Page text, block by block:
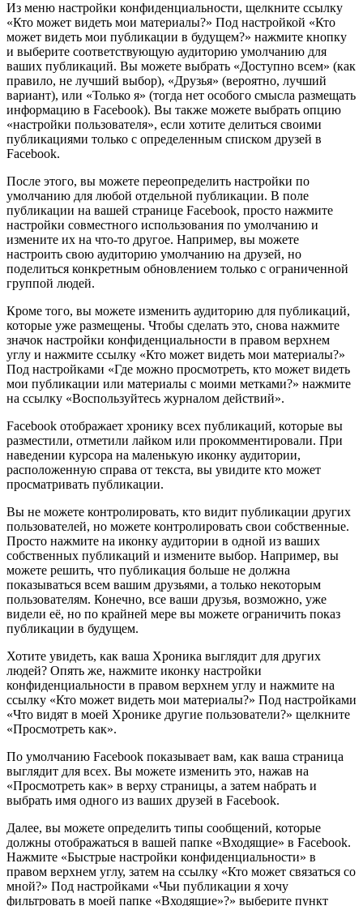
Из меню настройки конфиденциальности, щелкните ссылку
«Кто может видеть мои материалы?» Под настройкой «Кто
может видеть мои публикации в будущем?» нажмите кнопку
и выберите соответствующую аудиторию умолчанию для
ваших публикаций. Вы можете выбрать «Доступно всем» (как
правило, не лучший выбор), «Друзья» (вероятно, лучший
вариант), или «Только я» (тогда нет особого смысла размещать
информацию в Facebook). Вы также можете выбрать опцию
«настройки пользователя», если хотите делиться своими
публикациями только с определенным списком друзей в
Facebook.
После этого, вы можете переопределить настройки по
умолчанию для любой отдельной публикации. В поле
публикации на вашей странице Facebook, просто нажмите
настройки совместного использования по умолчанию и
измените их на что-то другое. Например, вы можете
настроить свою аудиторию умолчанию на друзей, но
поделиться конкретным обновлением только с ограниченной
группой людей.
Кроме того, вы можете изменить аудиторию для публикаций,
которые уже размещены. Чтобы сделать это, снова нажмите
значок настройки конфиденциальности в правом верхнем
углу и нажмите ссылку «Кто может видеть мои материалы?»
Под настройками «Где можно просмотреть, кто может видеть
мои публикации или материалы с моими метками?» нажмите
на ссылку «Воспользуйтесь журналом действий».
Facebook отображает хронику всех публикаций, которые вы
разместили, отметили лайком или прокомментировали. При
наведении курсора на маленькую иконку аудитории,
расположенную справа от текста, вы увидите кто может
просматривать публикации.
Вы не можете контролировать, кто видит публикации других
пользователей, но можете контролировать свои собственные.
Просто нажмите на иконку аудитории в одной из ваших
собственных публикаций и измените выбор. Например, вы
можете решить, что публикация больше не должна
показываться всем вашим друзьями, а только некоторым
пользователям. Конечно, все ваши друзья, возможно, уже
видели её, но по крайней мере вы можете ограничить показ
публикации в будущем.
Хотите увидеть, как ваша Хроника выглядит для других
людей? Опять же, нажмите иконку настройки
конфиденциальности в правом верхнем углу и нажмите на
ссылку «Кто может видеть мои материалы?» Под настройками
«Что видят в моей Хронике другие пользователи?» щелкните
«Просмотреть как».
По умолчанию Facebook показывает вам, как ваша страница
выглядит для всех. Вы можете изменить это, нажав на
«Просмотреть как» в верху страницы, а затем набрать и
выбрать имя одного из ваших друзей в Facebook.
Далее, вы можете определить типы сообщений, которые
должны отображаться в вашей папке «Входящие» в Facebook.
Нажмите «Быстрые настройки конфиденциальности» в
правом верхнем углу, затем на ссылку «Кто может связаться со
мной?» Под настройками «Чьи публикации я хочу
фильтровать в моей папке «Входящие»?» выберите пункт